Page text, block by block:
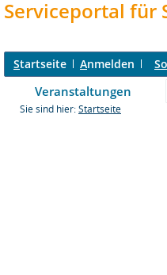
Serviceportal für
Startseite Anmelden
Veranstaltungen
Sie sind hier: Startseite